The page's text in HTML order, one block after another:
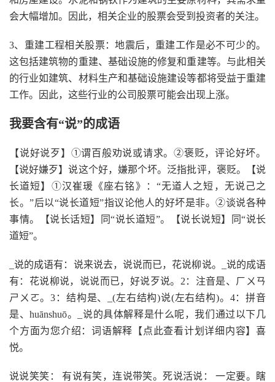
会大幅增加。因此，相关企业的股票会受到投资者的关注。
3、重建工程相关股票：地震后，重建工作是必不可少的。
这包括建筑物的重建、基础设施的修复和重建等。与此相关
的行业如建筑、材料生产和基础设施建设等都将受益于重建
工作。因此，这些行业的公司股票可能会出现上涨。
我要含有“说”的成语
【说好说歹】①谓百般劝说或请求。②褒贬，评论好坏。
【说好嫌歹】说这个好，嫌那个坏。泛指批评，褒贬。【说
长道短】①汉崔瑗《座右铭》：“无道人之短，无说己之
长。”后以“说长道短”指议论他人的好坏是非。②谈说各种
事情。【说长话短】同“说长道短”。【说长说短】同“说长
道短”。
_说的成语有：说来说去，说说而已，花说柳说。_说的成语
有：花说柳说，说说而已，好说歹说。2：注音是、ㄏㄨㄢ
ㄕㄨㄛ。3：结构是、_(左右结构)说(左右结构)。4：拼音
是、huānshuō。_说的具体解释是什么呢，我们通过以下几
个方面为您介绍：词语解释【点此查看计划详细内容】喜
悦。
说说笑笑： 有说有笑，连说带笑。死说活说： 一定要。瞎